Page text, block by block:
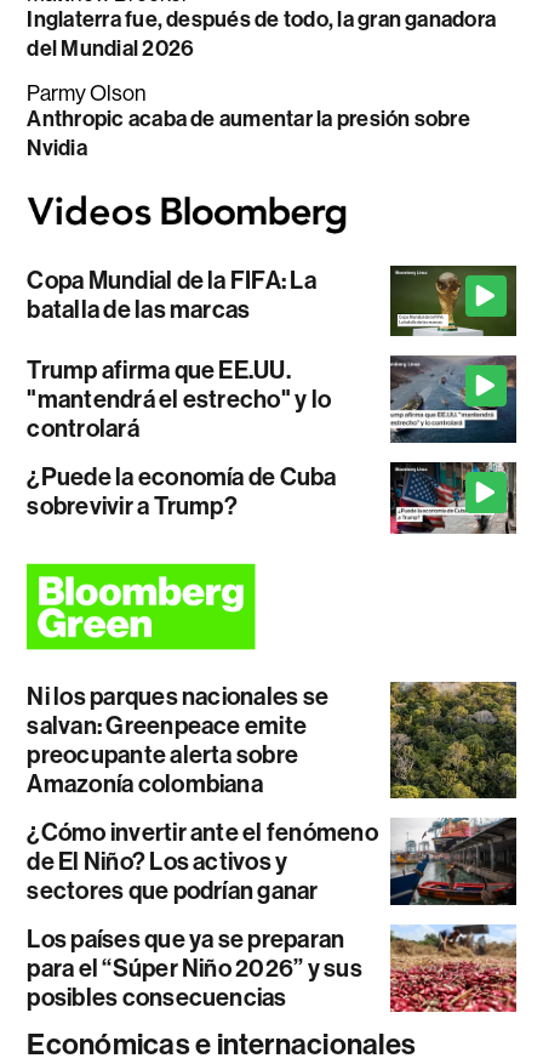
Inglaterra fue, después de todo, la gran ganadora
del Mundial 2026
Parmy Olson
Anthropic acaba de aumentar la presión sobre
Nvidia
Copa Mundial de la FIFA: La
batalla de las marcas
Trump afirma que EE.UU.
"mantendrá el estrecho" y lo
controlará
¿Puede la economía de Cuba
sobrevivir a Trump?
Ni los parques nacionales se
salvan: Greenpeace emite
preocupante alerta sobre
Amazonía colombiana
¿Cómo invertir ante el fenómeno
de El Niño? Los activos y
sectores que podrían ganar
Los países que ya se preparan
para el “Súper Niño 2026” y sus
posibles consecuencias
Económicas e internacionales